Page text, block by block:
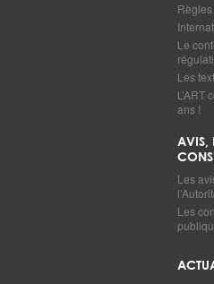
Le
Les
L’ART
ans !
AVIS,
Les
Les